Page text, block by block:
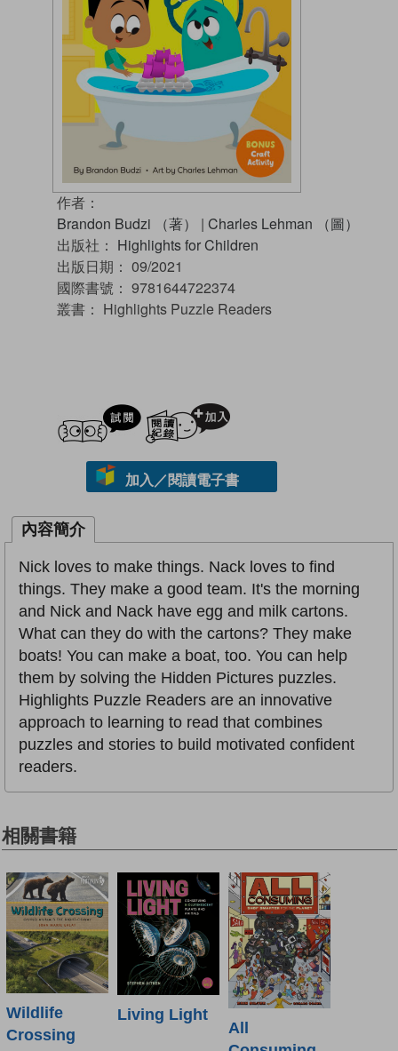
作者：
Brandon Budzi （著）
| Charles Lehman （圖）
出版社： Highlights for Children
出版日期： 09/2021
國際書號： 9781644722374
叢書： Highlights Puzzle Readers
試閲
加入／閱讀電子書
內容簡介
Nick loves to make things. Nack loves to find
things. They make a good team. It's the morning
and Nick and Nack have egg and milk cartons.
What can they do with the cartons? They make
boats! You can make a boat, too. You can help
them by solving the Hidden Pictures puzzles.
Highlights Puzzle Readers are an innovative
approach to learning to read that combines
puzzles and stories to build motivated confident
readers.
相關書籍
Wildlife
Crossing
Living Light
All